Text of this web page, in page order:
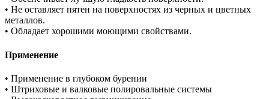
• Не оставляет пятен на поверхностях из черных и цветных
металлов.
• Обладает хорошими моющими свойствами.
Применение
• Применение в глубоком бурении
• Штриховые и валковые полировальные системы